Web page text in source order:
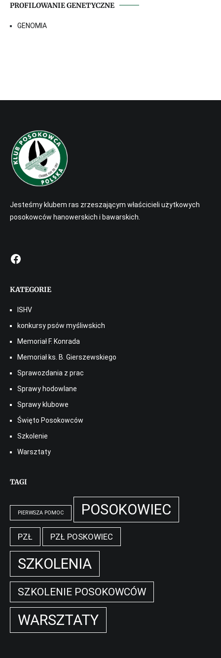
PROFILOWANIE GENETYCZNE
GENOMIA
Jesteśmy klubem ras zrzeszającym właścicieli użytkowych
posokowców hanowerskich i bawarskich.
KATEGORIE
ISHV
konkursy psów myśliwskich
Memoriał F. Konrada
Memoriał ks. B. Gierszewskiego
Sprawozdania z prac
Sprawy hodowlane
Sprawy klubowe
Święto Posokowców
Szkolenie
Warsztaty
TAGI
PIERWSZA POMOC POSOKOWIEC
PZŁ PZŁ POSKOWIEC
SZKOLENIA
SZKOLENIE POSOKOWCÓW
WARSZTATY